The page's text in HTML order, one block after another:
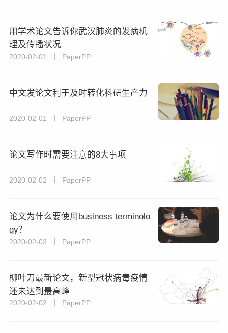
用学术论文告诉你武汉肺炎的发病机
理及传播状况
2020-02-01 丨 PaperPP
中文发论文利于及时转化科研生产力
2020-02-01 丨 PaperPP
论文写作时需要注意的8大事项
2020-02-02 丨 PaperPP
论文为什么要使用business terminolo
gy？
2020-02-02 丨 PaperPP
柳叶刀最新论文，新型冠状病毒疫情
还未达到最高峰
2020-02-02 丨 PaperPP